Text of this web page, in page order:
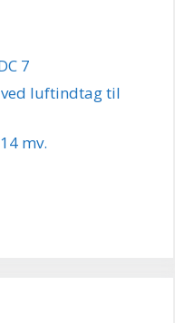
7
luftindtag til
mv.